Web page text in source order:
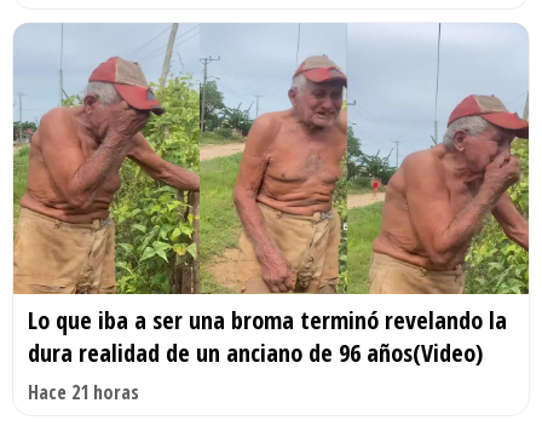
Lo que iba a ser una broma terminó revelando la
dura realidad de un anciano de 96 años(Video)
Hace 21 horas